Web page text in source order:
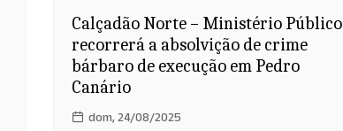
Calçadão Norte – Ministério Público
recorrerá a absolvição de crime
bárbaro de execução em Pedro
Canário
dom, 24/08/2025